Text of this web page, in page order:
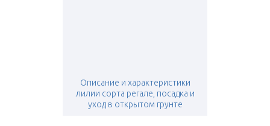
Описание и характеристики
лилии сорта регале, посадка и
уход в открытом грунте